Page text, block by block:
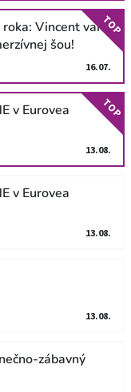
Vincent van
šou!
16.07.
TOP
v Eurovea
13.08.
TOP
v Eurovea
13.08.
13.08.
zábavný